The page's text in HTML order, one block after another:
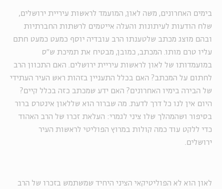
בימים האחרונים, משה לאון, המועמד לראשות עיריית ירושלים,
שלח הודעות לעיתונות והעלה אייטמים לרשתות החברתיות
ובהם מוצג מכתב שלטענתו הרב עובדיה יוסף כמעט כמעט חתם
עליו טרם מותו. המכתב, כמובן, מבטיח את תמיכת ש"ס
במועמדותו של לאון לראשות עיריית ירושלים. האם התכוון הרב
לחתום על המכתב? האם בכלל התעניין בזהות ראש העיר העתידי
של הבירה בימיו האחרונים? האם ידע שמכתב כזה בכלל קיים?
היום אין לנו כל דרך לדעת. מה שברור הוא שללאון אינטרס ברור
בסיפור ושהמהלך שלו ציני לגמרי: העלאת זכרו של הרב האהוד
כדי ללקט עוד כמה קולות במרוץ הפוליטי לראשות העיר
ירושלים.
לאון הוא לא הפוליטיקאי הציני היחיד שמשתמש בזכרו של הרב